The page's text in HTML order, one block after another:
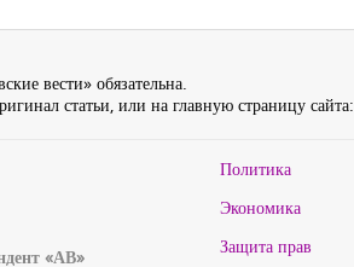
вести» обязательна.
статьи, или на главную страницу сайта:
«АВ»
Политика
Экономика
Защита прав